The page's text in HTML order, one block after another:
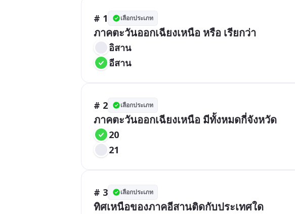
# 1 เลือกประเภท
ภาคตะวันออกเฉียงเหนือ หรือ เรียกว่า
อิสาน
อีสาน
# 2 เลือกประเภท
ภาคตะวันออกเฉียงเหนือ มีทั้งหมดกี่จังหวัด
20
21
# 3 เลือกประเภท
ทิศเหนือของภาคอีสานติดกับประเทศใด